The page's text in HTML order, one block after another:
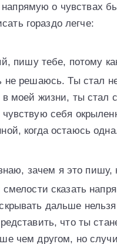
напрямую о чувствах
гораздо легче:
пишу тебе, потому
не решаюсь. Ты стал
в моей жизни, ты стал
себя
когда остаюсь
зачем я это пишу,
смелости сказать
дальше
что ты
чем другом, но